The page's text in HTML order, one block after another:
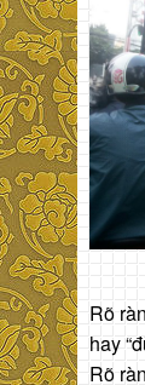
Rõ
hay
Rõ